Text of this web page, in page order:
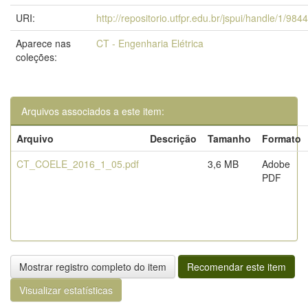
URI:
http://repositorio.utfpr.edu.br/jspui/handle/1/9844
Aparece nas
coleções:
CT - Engenharia Elétrica
Arquivos associados a este item:
Arquivo
Descrição Tamanho
Formato
CT_COELE_2016_1_05.pdf
3,6 MB
Adobe
PDF
Mostrar registro completo do item
Recomendar este item
Visualizar estatísticas